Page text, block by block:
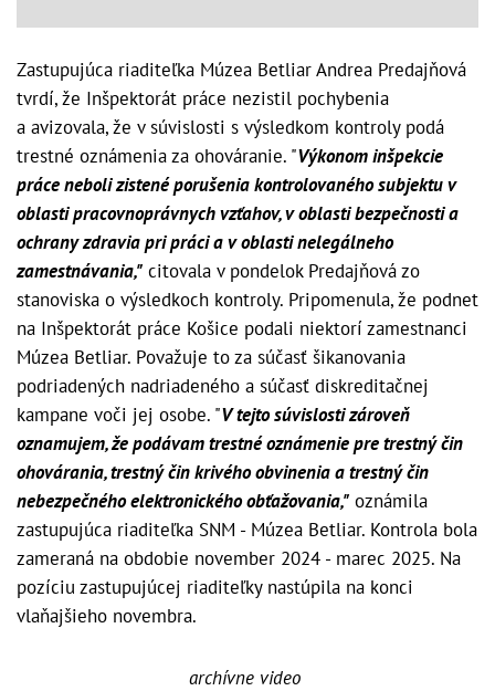
Zastupujúca riaditeľka Múzea Betliar Andrea Predajňová
tvrdí, že Inšpektorát práce nezistil pochybenia
a avizovala, že v súvislosti s výsledkom kontroly podá
trestné oznámenia za ohováranie. "Výkonom inšpekcie
práce neboli zistené porušenia kontrolovaného subjektu v
oblasti pracovnoprávnych vzťahov, v oblasti bezpečnosti a
ochrany zdravia pri práci a v oblasti nelegálneho
zamestnávania," citovala v pondelok Predajňová zo
stanoviska o výsledkoch kontroly. Pripomenula, že podnet
na Inšpektorát práce Košice podali niektorí zamestnanci
Múzea Betliar. Považuje to za súčasť šikanovania
podriadených nadriadeného a súčasť diskreditačnej
kampane voči jej osobe. "V tejto súvislosti zároveň
oznamujem, že podávam trestné oznámenie pre trestný čin
ohovárania, trestný čin krivého obvinenia a trestný čin
nebezpečného elektronického obťažovania," oznámila
zastupujúca riaditeľka SNM - Múzea Betliar. Kontrola bola
zameraná na obdobie november 2024 - marec 2025. Na
pozíciu zastupujúcej riaditeľky nastúpila na konci
vlaňajšieho novembra.
archívne video